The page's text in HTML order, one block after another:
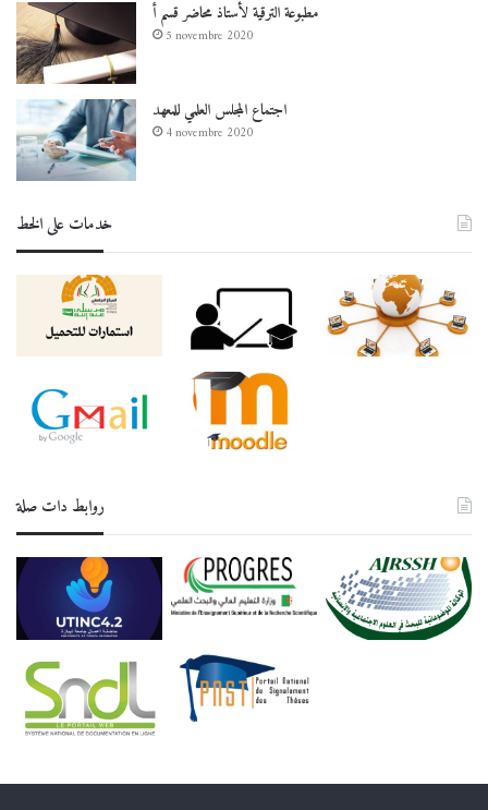
مطبوعة الترقية لأستاذ محاضر قسم أ
5 novembre 2020
اجتماع المجلس العلمي للمعهد
4 novembre 2020
خدمات على الخط
روابط دات صلة